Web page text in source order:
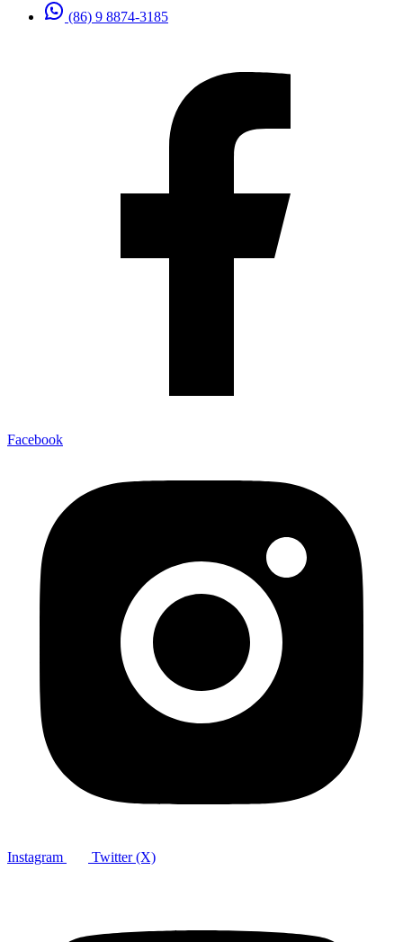
(86) 9 8874-3185
Facebook
Instagram Twitter (X)